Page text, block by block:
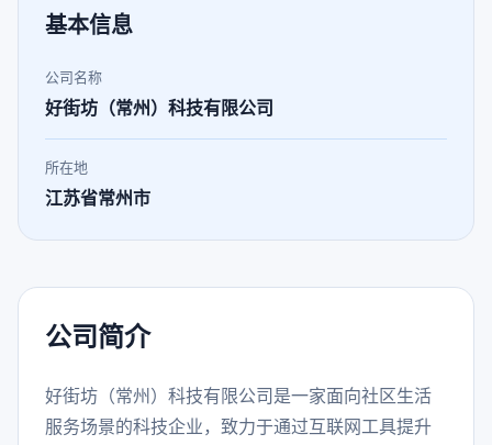
基本信息
公司名称
好街坊（常州）科技有限公司
所在地
江苏省常州市
公司简介
好街坊（常州）科技有限公司是一家面向社区生活
服务场景的科技企业，致力于通过互联网工具提升